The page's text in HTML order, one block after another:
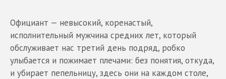
Официант — невысокий, коренастый,
исполнительный мужчина средних лет, который
обслуживает нас третий день подряд, робко
улыбается и пожимает плечами: без понятия, откуда,
и убирает пепельницу, здесь они на каждом столе,